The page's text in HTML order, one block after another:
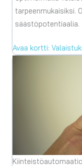
tarpeenmukaisiksi.
säästöpotentiaalia.
Avaa kortti: